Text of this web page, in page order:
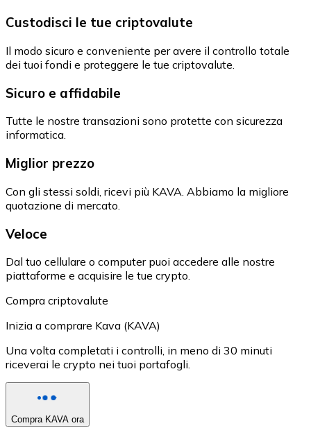
Custodisci le tue criptovalute
Il modo sicuro e conveniente per avere il controllo totale
dei tuoi fondi e proteggere le tue criptovalute.
Sicuro e affidabile
Tutte le nostre transazioni sono protette con sicurezza
informatica.
Miglior prezzo
Con gli stessi soldi, ricevi più KAVA. Abbiamo la migliore
quotazione di mercato.
Veloce
Dal tuo cellulare o computer puoi accedere alle nostre
piattaforme e acquisire le tue crypto.
Compra criptovalute
Inizia a comprare Kava (KAVA)
Una volta completati i controlli, in meno di 30 minuti
riceverai le crypto nei tuoi portafogli.
Compra KAVA ora